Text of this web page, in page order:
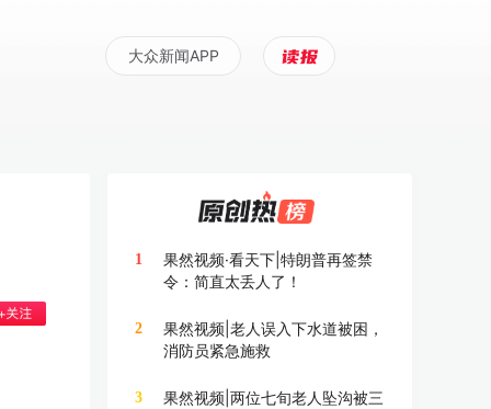
大众新闻APP
1
果然视频·看天下|特朗普再签禁
令：简直太丢人了！
2
果然视频|老人误入下水道被困，
消防员紧急施救
3
果然视频|两位七旬老人坠沟被三